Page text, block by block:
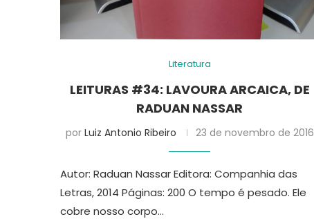
Literatura
LEITURAS #34: LAVOURA ARCAICA, DE
RADUAN NASSAR
por Luiz Antonio Ribeiro 23 de novembro de 2016
Autor: Raduan Nassar Editora: Companhia das
Letras, 2014 Páginas: 200 O tempo é pesado. Ele
cobre nosso corpo…